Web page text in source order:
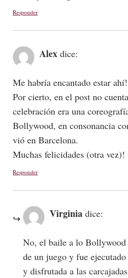
Responder
Alex dice:
Me habría encantado estar ahí!
Por cierto, en el post no
celebración era una
Bollywood, en consonancia
vió en Barcelona.
Muchas felicidades (otra vez)!
Responder
Virginia dice:
No, el baile a lo Bollywood
de un juego y fue
y disfrutada a las